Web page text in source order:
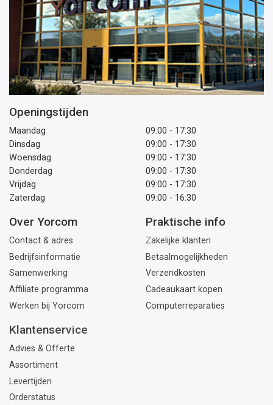
Openingstijden
Maandag
09:00 - 17:30
Dinsdag
09:00 - 17:30
Woensdag
09:00 - 17:30
Donderdag
09:00 - 17:30
Vrijdag
09:00 - 17:30
Zaterdag
09:00 - 16:30
Over Yorcom
Contact & adres
Bedrijfsinformatie
Samenwerking
Affiliate programma
Werken bij Yorcom
Praktische info
Zakelijke klanten
Betaalmogelijkheden
Verzendkosten
Cadeaukaart kopen
Computerreparaties
Klantenservice
Advies & Offerte
Assortiment
Levertijden
Orderstatus